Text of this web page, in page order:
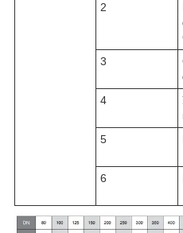
2
3
4
5
6